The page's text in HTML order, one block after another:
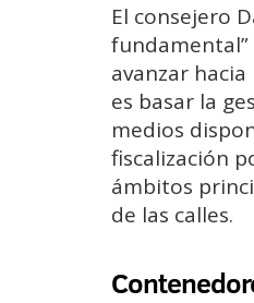
El consejero
avanzar
es basar la
medios
fiscalización
ámbitos
de las calles.